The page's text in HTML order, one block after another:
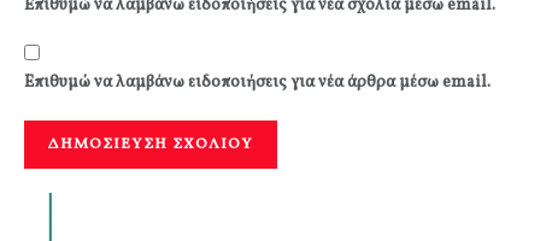
Επιθυμώ να λαμβάνω ειδοποιήσεις για νέα σχόλια μέσω email.
Επιθυμώ να λαμβάνω ειδοποιήσεις για νέα άρθρα μέσω email.